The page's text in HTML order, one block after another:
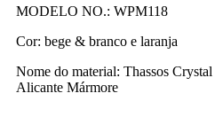
MODELO NO.: WPM118
Cor: bege & branco e laranja
Nome do material: Thassos
Alicante Mármore